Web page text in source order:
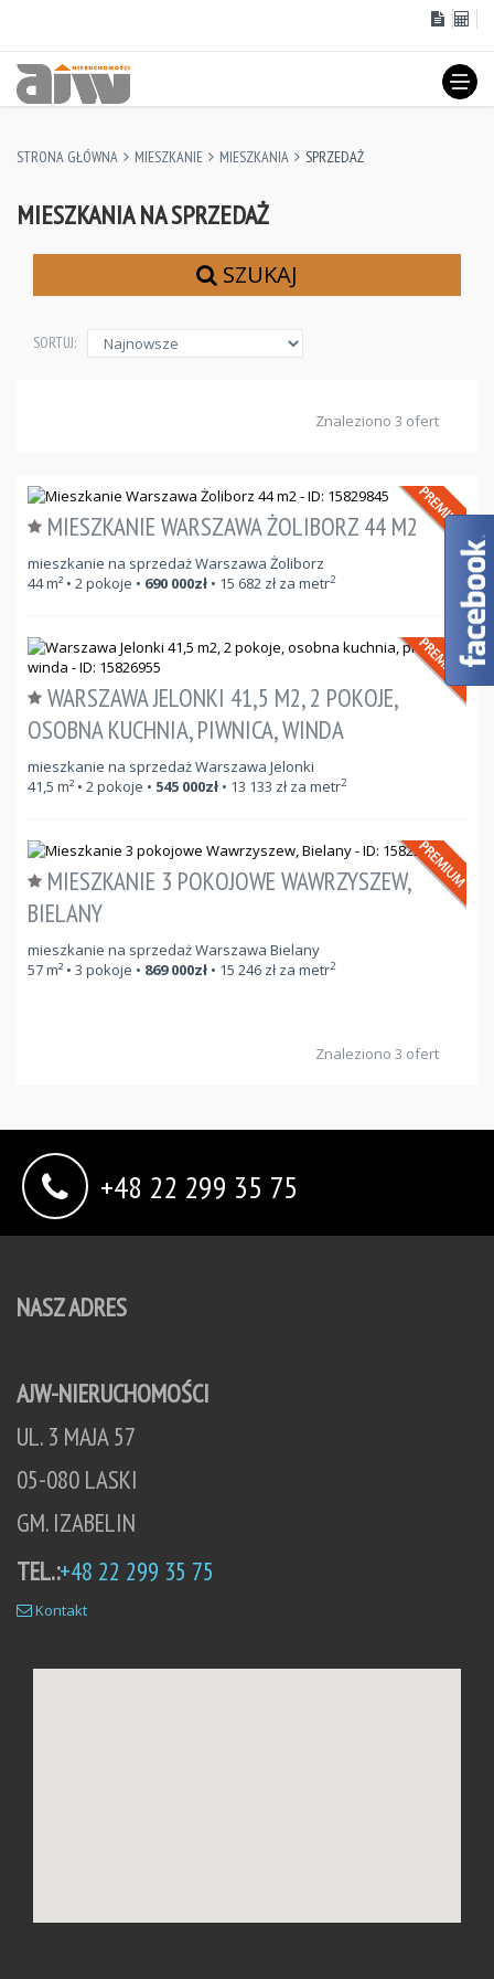
STRONA GŁÓWNA MIESZKANIE MIESZKANIA SPRZEDAŻ
MIESZKANIA NA SPRZEDAŻ
SZUKAJ
SORTUJ:
Znaleziono 3 ofert
MIESZKANIE WARSZAWA ŻOLIBORZ 44 M2
mieszkanie na sprzedaż Warszawa Żoliborz
44m² • 2 pokoje • 690 000zł • 15 682 zł za metr2
WARSZAWA JELONKI 41,5 M2, 2 POKOJE,
OSOBNA KUCHNIA, PIWNICA, WINDA
mieszkanie na sprzedaż Warszawa Jelonki
41,5 m² • 2 pokoje • 545 000zł • 13 133 zł za metr2
MIESZKANIE 3 POKOJOWE WAWRZYSZEW,
BIELANY
mieszkanie na sprzedaż Warszawa Bielany
57m² • 3 pokoje • 869 000zł • 15 246 zł za metr2
Znaleziono 3 ofert
+48 22 299 35 75
NASZ ADRES
AJW-NIERUCHOMOŚCI
UL. 3 MAJA 57
05-080 LASKI
GM. IZABELIN
TEL.:+48 22 299 35 75
Kontakt